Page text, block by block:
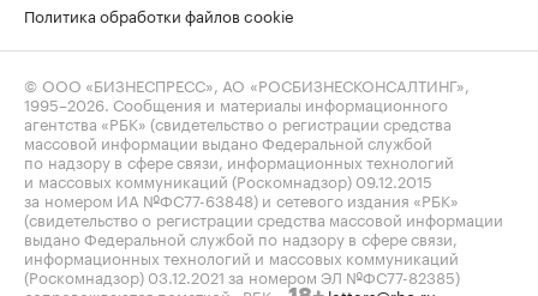
Политика обработки файлов cookie
© ООО «БИЗНЕСПРЕСС», АО «РОСБИЗНЕСКОНСАЛТИНГ»,
1995–2026 . Сообщения и материалы информационного
агентства «РБК» (свидетельство о регистрации средства
массовой информации выдано Федеральной службой
по надзору в сфере связи, информационных технологий
и массовых коммуникаций (Роскомнадзор) 09.12.2015
за номером ИА №ФС77-63848) и сетевого издания «РБК»
(свидетельство о регистрации средства массовой информации
выдано Федеральной службой по надзору в сфере связи,
информационных технологий и массовых коммуникаций
(Роскомнадзор) 03.12.2021 за номером ЭЛ №ФС77-82385)